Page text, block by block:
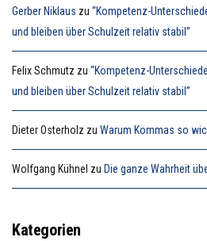
Gerber Niklaus zu “Kompetenz-
und bleiben über Schulzeit relativ stabil”
Felix Schmutz zu “Kompetenz-
und bleiben über Schulzeit relativ stabil”
Dieter Osterholz zu Warum Kommas so
Wolfgang Kühnel zu Die ganze Wahrheit
Kategorien